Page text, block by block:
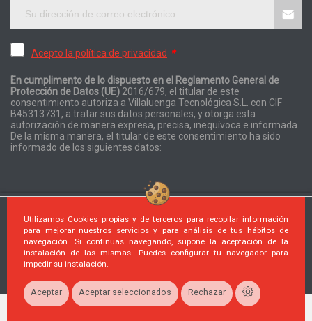
Utilizamos Cookies propias y de terceros para recopilar información
para mejorar nuestros servicios y para análisis de tus hábitos de
navegación. Si continuas navegando, supone la aceptación de la
instalación de las mismas. Puedes configurar tu navegador para
impedir su instalación.
Aceptar Aceptar seleccionados Rechazar
Acepto la política de privacidad *
En cumplimento de lo dispuesto en el Reglamento General de
Protección de Datos (UE) 2016/679, el titular de este
consentimiento autoriza a Villaluenga Tecnológica S.L. con CIF
B45313731, a tratar sus datos personales, y otorga esta
autorización de manera expresa, precisa, inequívoca e informada.
De la misma manera, el titular de este consentimiento ha sido
informado de los siguientes datos:
© 2026 Desarrollado por PrestaShop™. Reservados todos los